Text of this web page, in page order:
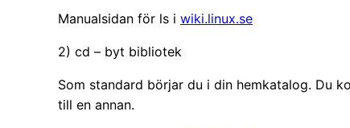
Manualsidan för ls i wiki.linux.se
2) cd – byt bibliotek
Som standard börjar du i din hemkatalog. Du
till en annan.